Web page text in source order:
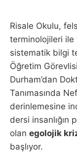
Risale Okulu,
terminolojileri ile
sistematik bilgi
Öğretim
Durham’dan
Tanımasında
derinlemesine
dersi insanlığın
olan egolojik
başlıyor.